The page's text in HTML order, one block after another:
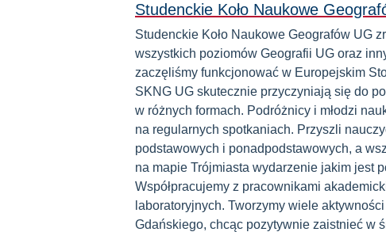
Studenckie Koło Naukowe
Studenckie Koło Naukowe Geografów UG
wszystkich poziomów Geografii UG oraz
zaczęliśmy funkcjonować w Europejskim
SKNG UG skutecznie przyczyniają się do
w różnych formach. Podróżnicy i młodzi
na regularnych spotkaniach. Przyszli
podstawowych i ponadpodstawowych, a
na mapie Trójmiasta wydarzenie jakim jest
Współpracujemy z pracownikami
laboratoryjnych. Tworzymy wiele
Gdańskiego, chcąc pozytywnie zaistnieć w